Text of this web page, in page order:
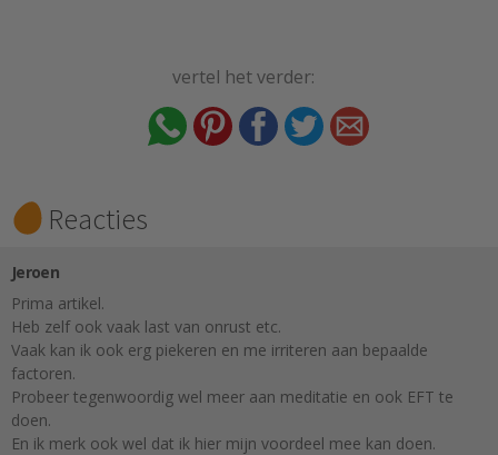
vertel het verder:
Reacties
Jeroen
Prima artikel.
Heb zelf ook vaak last van onrust etc.
Vaak kan ik ook erg piekeren en me irriteren aan bepaalde
factoren.
Probeer tegenwoordig wel meer aan meditatie en ook EFT te
doen.
En ik merk ook wel dat ik hier mijn voordeel mee kan doen.